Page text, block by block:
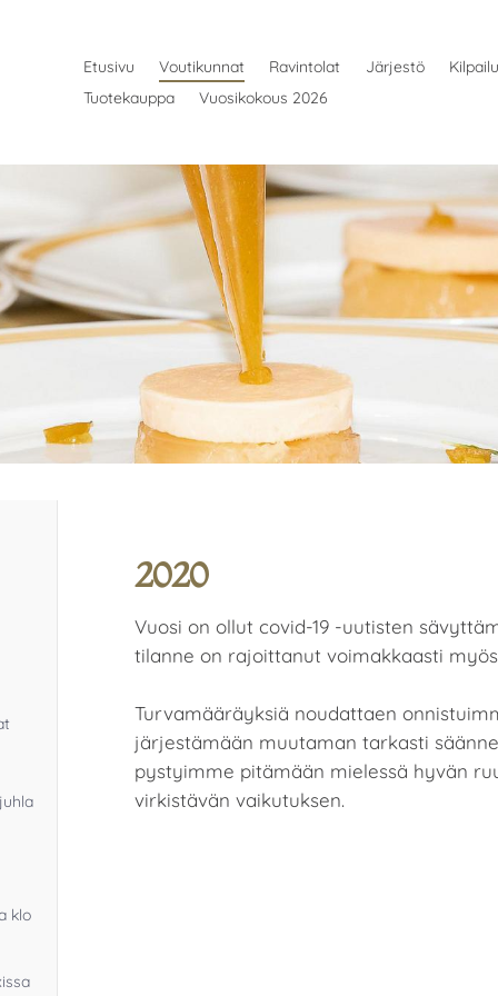
Etusivu Voutikunnat Ravintolat Järjestö
Tuotekauppa
Vuosikokous 2026
klo
2020
Vuosi on ollut covid-19 -uutisten
tilanne on rajoittanut voimakkaasti
Turvamääräyksiä noudattaen
järjestämään muutaman tarkasti
pystyimme pitämään mielessä hyvän
virkistävän vaikutuksen.